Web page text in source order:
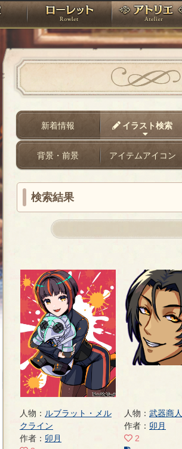
PandoraPartyProject
神殿 ローレット
新着情報 イラスト検索
背景・前景 アイテムアイコン
検索結果
人物： ルブラット・メル
クライン
作者： 卯月
人物： 武器商人
作者： 卯月
2